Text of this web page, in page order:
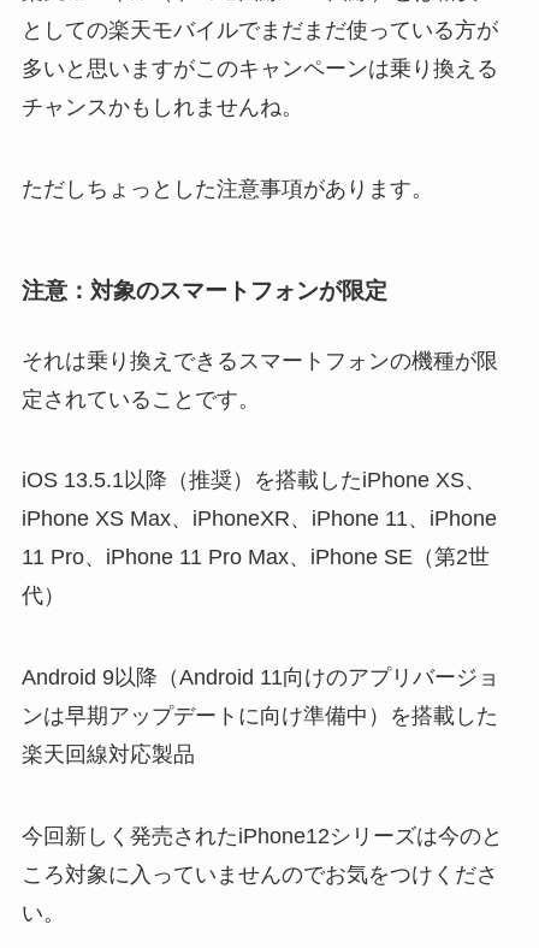
としての楽天モバイルでまだまだ使っている方が
多いと思いますがこのキャンペーンは乗り換える
チャンスかもしれませんね。
ただしちょっとした注意事項があります。
注意：対象のスマートフォンが限定
それは乗り換えできるスマートフォンの機種が限
定されていることです。
iOS 13.5.1以降（推奨）を搭載したiPhone XS、
iPhone XS Max、iPhoneXR、iPhone 11、iPhone
11 Pro、iPhone 11 Pro Max、iPhone SE（第2世
代）
Android 9以降（Android 11向けのアプリバージョ
ンは早期アップデートに向け準備中）を搭載した
楽天回線対応製品
今回新しく発売されたiPhone12シリーズは今のと
ころ対象に入っていませんのでお気をつけくださ
い。